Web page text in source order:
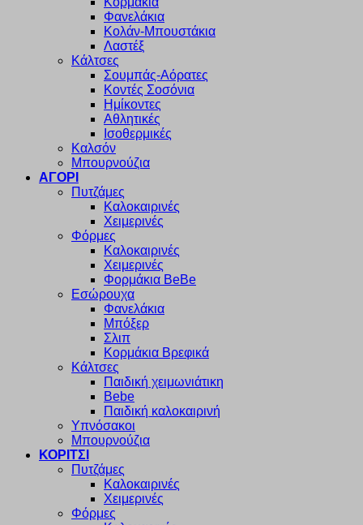
Φανελάκια
Κολάν-Μπουστάκια
Λαστέξ
Κάλτσες
Σουμπάς-Αόρατες
Κοντές Σοσόνια
Ημίκοντες
Αθλητικές
Ισοθερμικές
Καλσόν
Μπουρνούζια
ΑΓΟΡΙ
Πυτζάμες
Καλοκαιρινές
Χειμερινές
Φόρμες
Καλοκαιρινές
Χειμερινές
Φορμάκια BeBe
Εσώρουχα
Φανελάκια
Μπόξερ
Σλιπ
Κορμάκια Βρεφικά
Κάλτσες
Παιδική χειμωνιάτικη
Bebe
Παιδική καλοκαιρινή
Υπνόσακοι
Μπουρνούζια
ΚΟΡΙΤΣΙ
Πυτζάμες
Καλοκαιρινές
Χειμερινές
Φόρμες